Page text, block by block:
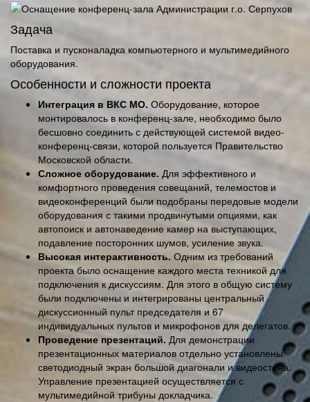
Задача
Поставка и пусконаладка компьютерного и мультимедийного
оборудования.
Особенности и сложности проекта
Интеграция в ВКС МО. Оборудование, которое
монтировалось в конференц-зале, необходимо было
бесшовно соединить с действующей системой видео-
конференц-связи, которой пользуется Правительство
Московской области.
Сложное оборудование. Для эффективного и
комфортного проведения совещаний, телемостов и
видеоконференций были подобраны передовые модели
оборудования с такими продвинутыми опциями, как
автопоиск и автонаведение камер на выступающих,
подавление посторонних шумов, усиление звука.
Высокая интерактивность. Одним из требований
проекта было оснащение каждого места техникой для
подключения к дискуссиям. Для этого в общую систему
были подключены и интегрированы центральный
дискуссионный пульт председателя и 67
индивидуальных пультов и микрофонов для делегатов.
Проведение презентаций. Для демонстрации
презентационных материалов отдельно установлены
светодиодный экран большой диагонали и видеостена.
Управление презентацией осуществляется с
мультимедийной трибуны докладчика.